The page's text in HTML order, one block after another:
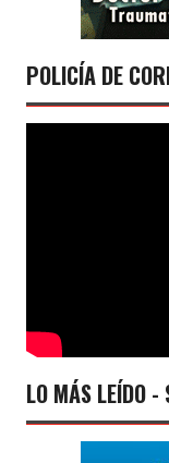
POLICÍA DE
LO MÁS LEÍDO -